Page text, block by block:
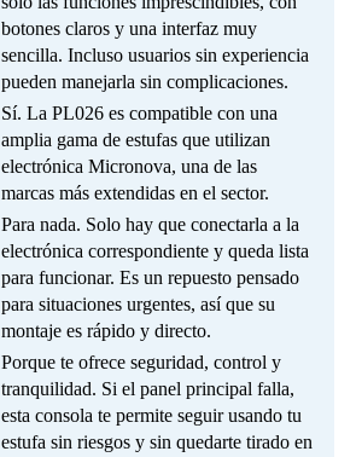
botones claros y una interfaz muy
sencilla. Incluso usuarios sin experiencia
pueden manejarla sin complicaciones.
Sí. La PL026 es compatible con una
amplia gama de estufas que utilizan
electrónica Micronova, una de las
marcas más extendidas en el sector.
Para nada. Solo hay que conectarla a la
electrónica correspondiente y queda lista
para funcionar. Es un repuesto pensado
para situaciones urgentes, así que su
montaje es rápido y directo.
Porque te ofrece seguridad, control y
tranquilidad. Si el panel principal falla,
esta consola te permite seguir usando tu
estufa sin riesgos y sin quedarte tirado en